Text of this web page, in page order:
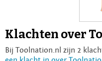
Login
Klachten over
Bij Toolnation.nl zijn 2